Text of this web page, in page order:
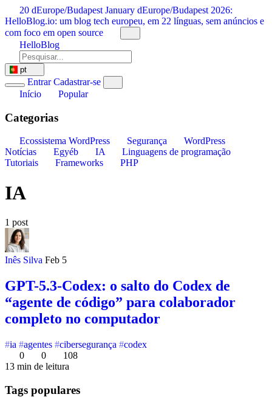
Saltar
para
o
conteúdo
20 dEurope/Budapest January dEurope/Budapest 2026:
HelloBlog.io: um blog tech europeu, em 22 línguas, sem anúncios e
com foco em open source
HelloBlog
pt
EntrarCadastrar-se
Início
Popular
Categorias
Ecossistema WordPress Segurança
WordPress
Notícias
Egyéb IA
Linguagens de programação
Tutoriais
Frameworks PHP
IA
1 post
Inês Silva Feb 5
GPT-5.3-Codex: o salto do Codex de
“agente de código” para colaborador
completo no computador
ia agentes cibersegurança
codex
0
0
108
13 min de leitura
Tags populares